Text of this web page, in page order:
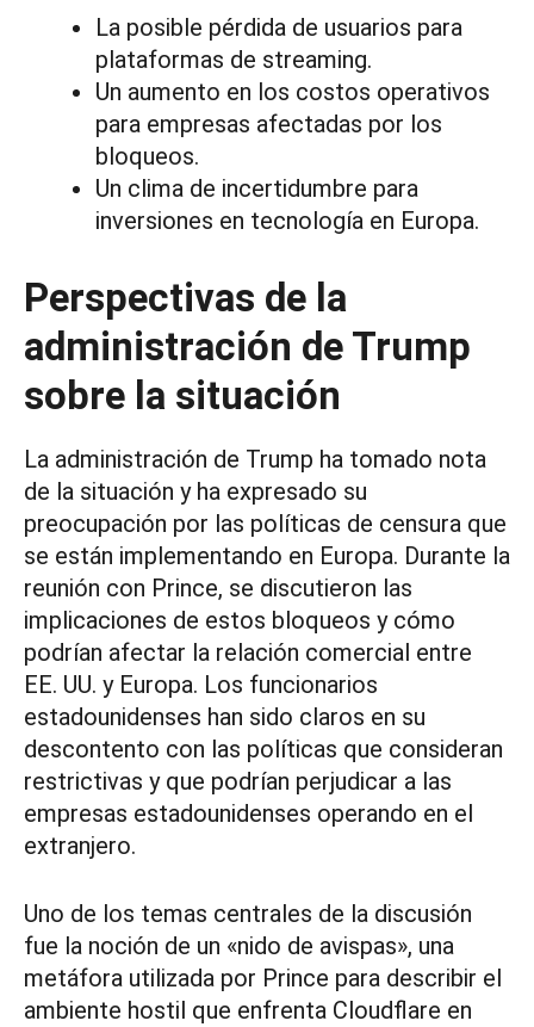
La posible pérdida de usuarios para
plataformas de streaming.
Un aumento en los costos operativos
para empresas afectadas por los
bloqueos.
Un clima de incertidumbre para
inversiones en tecnología en Europa.
Perspectivas de la
administración de Trump
sobre la situación
La administración de Trump ha tomado nota
de la situación y ha expresado su
preocupación por las políticas de censura que
se están implementando en Europa. Durante la
reunión con Prince, se discutieron las
implicaciones de estos bloqueos y cómo
podrían afectar la relación comercial entre
EE. UU. y Europa. Los funcionarios
estadounidenses han sido claros en su
descontento con las políticas que consideran
restrictivas y que podrían perjudicar a las
empresas estadounidenses operando en el
extranjero.
Uno de los temas centrales de la discusión
fue la noción de un «nido de avispas», una
metáfora utilizada por Prince para describir el
ambiente hostil que enfrenta Cloudflare en